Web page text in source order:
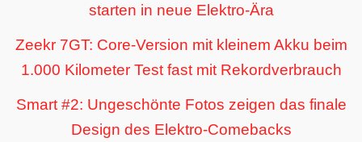
starten in neue Elektro-Ära
Zeekr 7GT: Core-Version mit kleinem Akku beim
1.000 Kilometer Test fast mit Rekordverbrauch
Smart #2: Ungeschönte Fotos zeigen das finale
Design des Elektro-Comebacks